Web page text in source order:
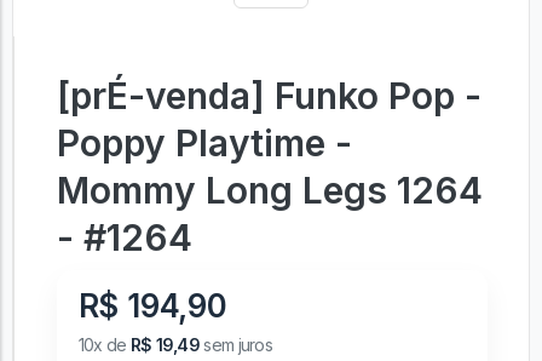
[prÉ-venda] Funko Pop -
Poppy Playtime -
Mommy Long Legs 1264
- #1264
R$ 194,90
10x de R$ 19,49sem juros